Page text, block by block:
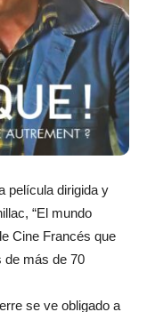
película dirigida y
“El mundo
Cine Francés que
de más de 70
se ve obligado a